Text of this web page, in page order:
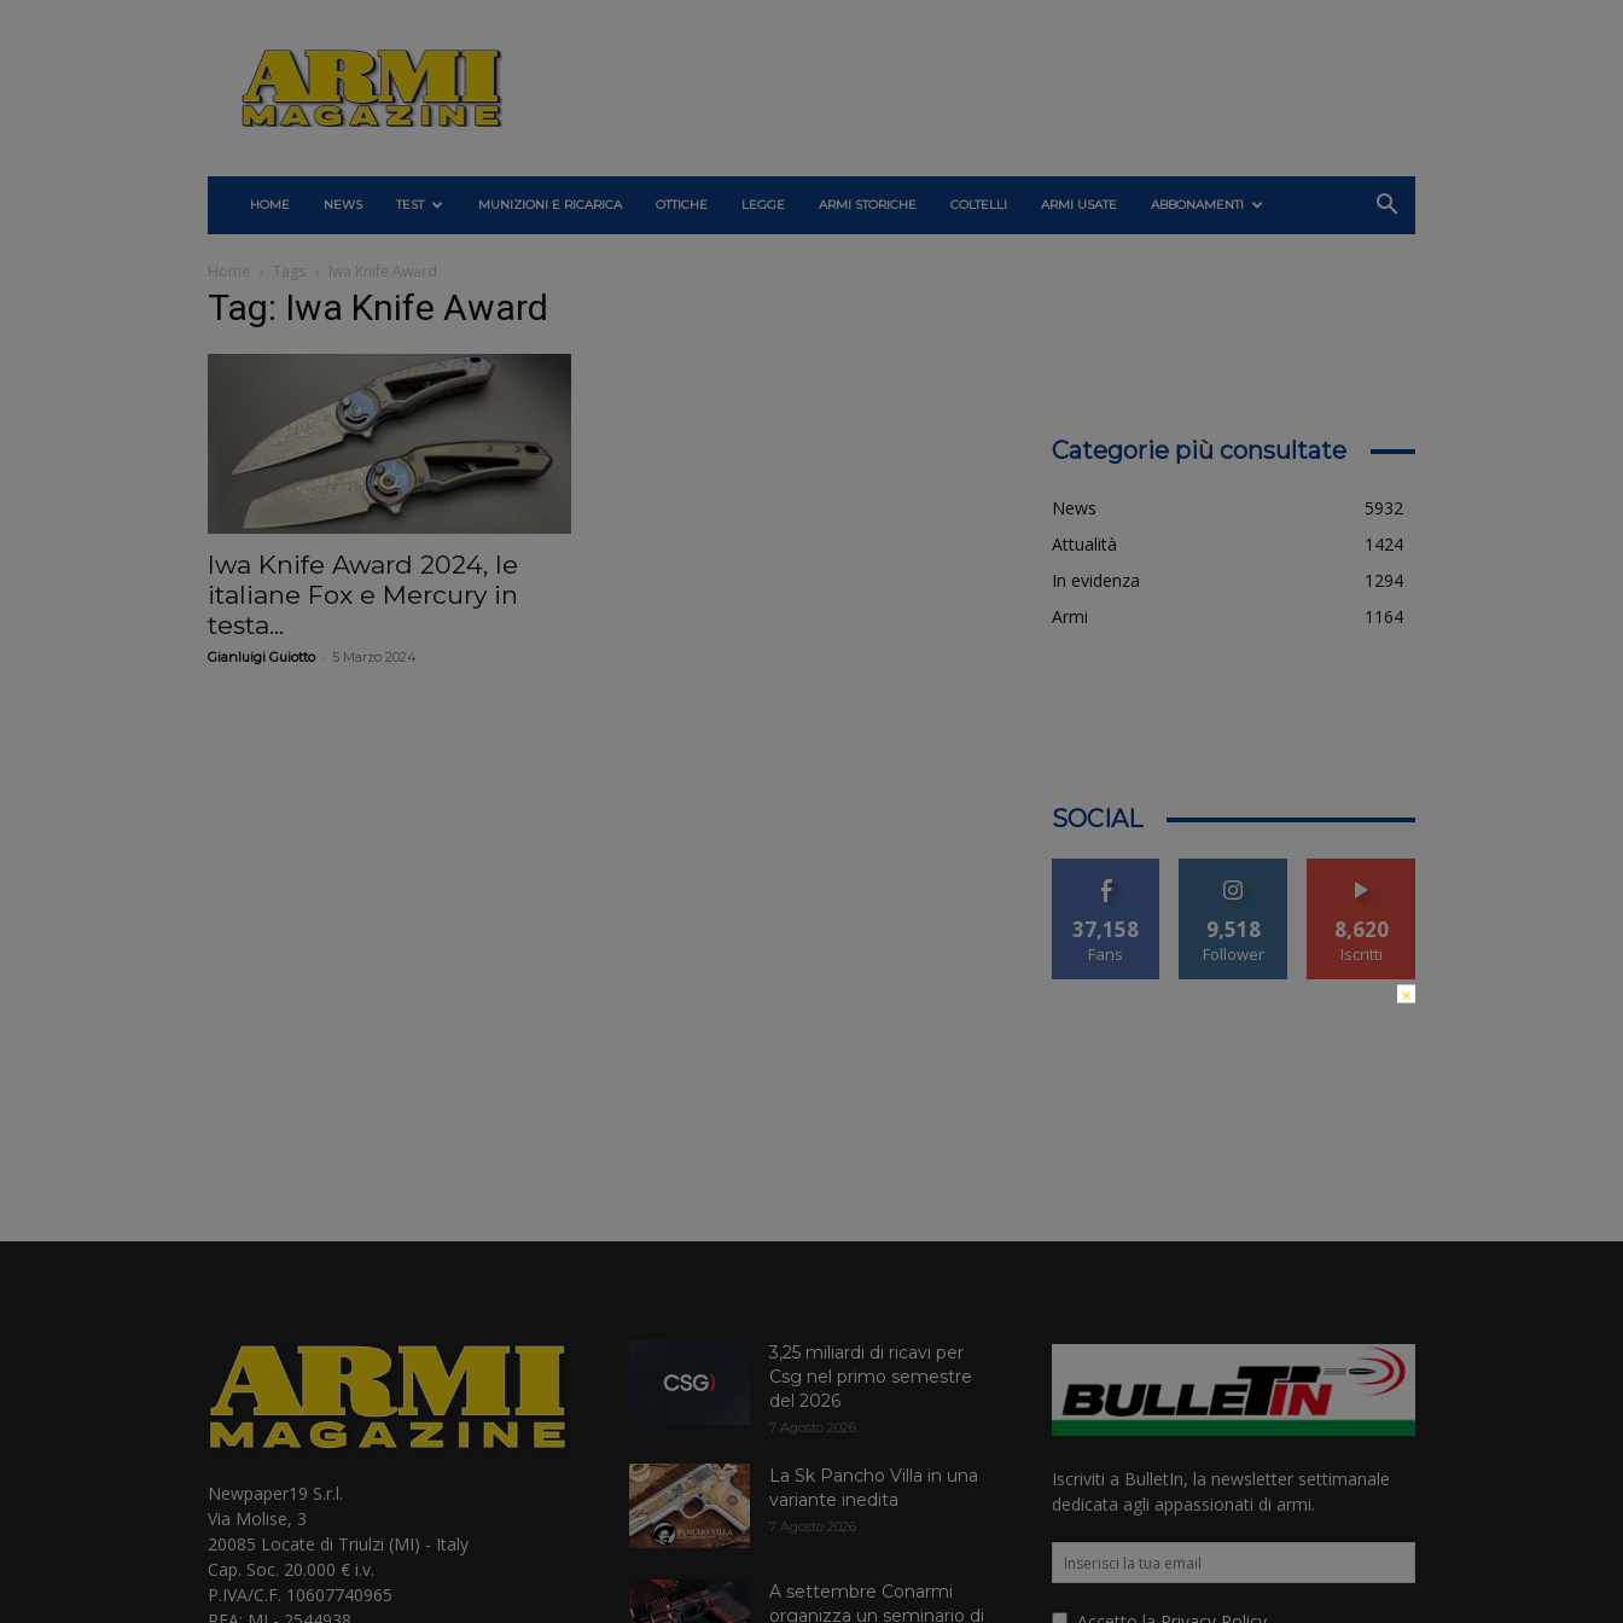
Armi
Magazine
HOME NEWS TEST MUNIZIONI E RICARICA OTTICHE LEGGE ARMI STORICHE COLTELLI ARMI USATE ABBONAMENTI
Home Tags Iwa Knife Award
Tag: Iwa Knife Award
Iwa Knife Award 2024, le
italiane Fox e Mercury in
testa...
Gianluigi Guiotto 5 Marzo 2024
Categorie più consultate
News
5932
Attualità
1424
In evidenza
1294
Armi
1164
SOCIAL
37,158
Fans
9,518
Follower
8,620
Iscritti
Newpaper19 S.r.l.
Via Molise, 3
20085 Locate di Triulzi (MI) - Italy
Cap. Soc. 20.000 € i.v.
P.IVA/C.F. 10607740965
3,25 miliardi di ricavi per
Csg nel primo semestre
del 2026
7 Agosto 2026
La Sk Pancho Villa in una
variante inedita
7 Agosto 2026
A settembre Conarmi
organizza un seminario di
Iscriviti a BulletIn, la newsletter settimanale
dedicata agli appassionati di armi.
×